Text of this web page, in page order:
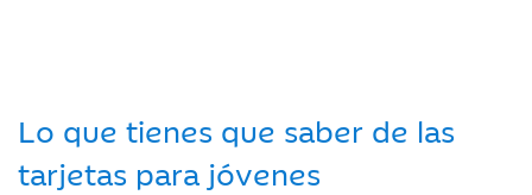
Lo que tienes que saber de las
tarjetas para jóvenes